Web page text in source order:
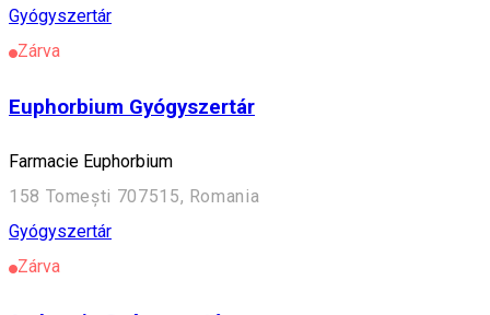
Gyógyszertár
Zárva
Euphorbium Gyógyszertár
Farmacie Euphorbium
158 Tomești 707515, Romania
Gyógyszertár
Zárva